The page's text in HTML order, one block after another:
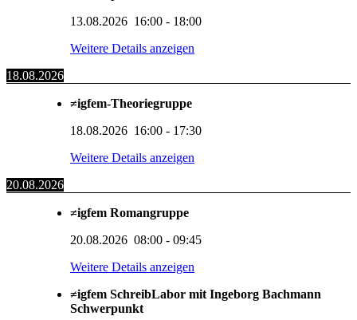
13.08.2026 16:00 - 18:00
Weitere Details anzeigen
18.08.2026
≠igfem-Theoriegruppe
18.08.2026 16:00 - 17:30
Weitere Details anzeigen
20.08.2026
≠igfem Romangruppe
20.08.2026 08:00 - 09:45
Weitere Details anzeigen
≠igfem SchreibLabor mit Ingeborg Bachmann
Schwerpunkt